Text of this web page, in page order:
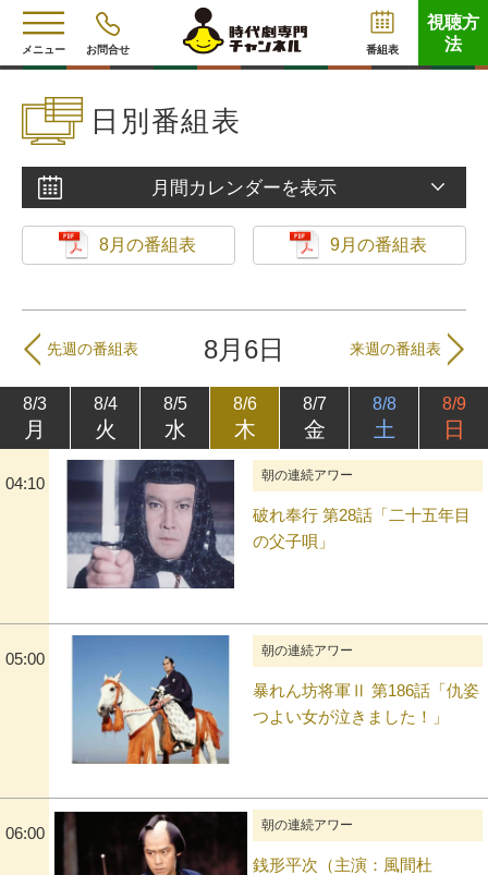
メニュー お問合せ 番組表
視聴方
法
日別番組表
月間カレンダーを表示
8月の番組表 9月の番組表
先週の番組表 8月6日 来週の番組表
8/3
月
8/4
火
8/5
水
8/6
木
8/7
金
8/8
土
8/9
日
04:10 朝の連続アワー
破れ奉行 第28話「二十五年目
の父子唄」
05:00 朝の連続アワー
暴れん坊将軍Ⅱ 第186話「仇姿
つよい女が泣きました！」
06:00 朝の連続アワー
銭形平次（主演：風間杜